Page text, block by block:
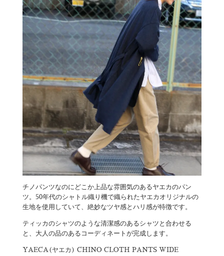
チノパンツなのにどこか上品な雰囲気のあるヤエカのパン
ツ。50年代のシャトル織り機で織られたヤエカオリジナルの
生地を使用していて、絶妙なツヤ感とハリ感が特徴です。
ティッカのシャツのような清潔感のあるシャツと合わせる
と、大人の品のあるコーディネートが完成します。
YAECA(ヤエカ) CHINO CLOTH PANTS WIDE